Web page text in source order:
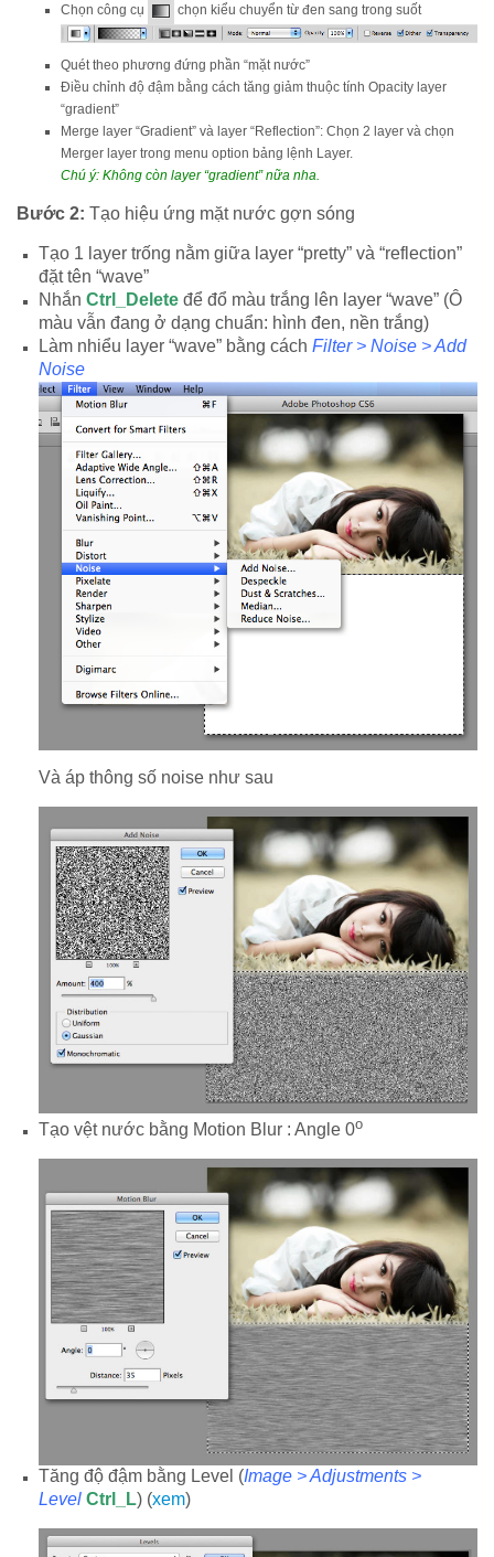
Chọn công cụ
chọn kiểu chuyển từ đen sang trong suốt
Quét theo phương đứng phần “mặt nước”
Điều chỉnh độ đậm bằng cách tăng giảm thuộc tính Opacity layer
“gradient”
Merge layer “Gradient” và layer “Reflection”: Chọn 2 layer và chọn
Merger layer trong menu option bảng lệnh Layer.
Chú ý: Không còn layer “gradient” nữa nha.
Bước 2: Tạo hiệu ứng mặt nước gợn sóng
Tạo 1 layer trống nằm giữa layer “pretty” và “reflection”
đặt tên “wave”
Nhắn Ctrl_Delete để đổ màu trắng lên layer “wave” (Ô
màu vẫn đang ở dạng chuẩn: hình đen, nền trắng)
Làm nhiểu layer “wave” bằng cách Filter > Noise > Add
Noise
Và áp thông số noise như sau
Tạo vệt nước bằng Motion Blur : Angle 0o
Tăng độ đậm bằng Level (Image > Adjustments >
Level Ctrl_L) (xem)